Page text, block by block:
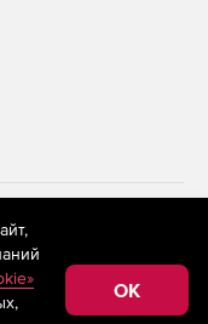
применяются
технологии
к
OK